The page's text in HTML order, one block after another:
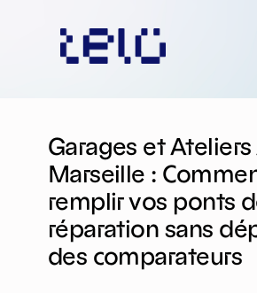
Garages et
Marseille :
remplir vos ponts
réparation sans
des comparateurs